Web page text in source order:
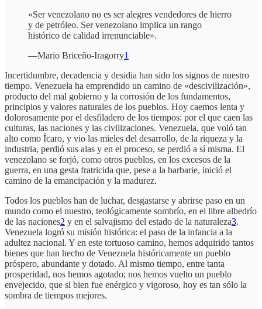
«Ser venezolano no es ser alegres vendedores de hierro
y de petróleo. Ser venezolano implica un rango
histórico de calidad irrenunciable».
—Mario Briceño-Iragorry1
Incertidumbre, decadencia y desidia han sido los signos de nuestro
tiempo. Venezuela ha emprendido un camino de «descivilización»,
producto del mal gobierno y la corrosión de los fundamentos,
principios y valores naturales de los pueblos. Hoy caemos lenta y
dolorosamente por el desfiladero de los tiempos: por el que caen las
culturas, las naciones y las civilizaciones. Venezuela, que voló tan
alto como Ícaro, y vio las mieles del desarrollo, de la riqueza y la
industria, perdió sus alas y en el proceso, se perdió a sí misma. El
venezolano se forjó, como otros pueblos, en los excesos de la
guerra, en una gesta fratricida que, pese a la barbarie, inició el
camino de la emancipación y la madurez.
Todos los pueblos han de luchar, desgastarse y abrirse paso en un
mundo como el nuestro, teológicamente sombrío, en el libre albedrío
de las naciones2 y en el salvajismo del estado de la naturaleza3.
Venezuela logró su misión histórica: el paso de la infancia a la
adultez nacional. Y en este tortuoso camino, hemos adquirido tantos
bienes que han hecho de Venezuela históricamente un pueblo
próspero, abundante y dotado. Al mismo tiempo, entre tanta
prosperidad, nos hemos agotado; nos hemos vuelto un pueblo
envejecido, que si bien fue enérgico y vigoroso, hoy es tan sólo la
sombra de tiempos mejores.